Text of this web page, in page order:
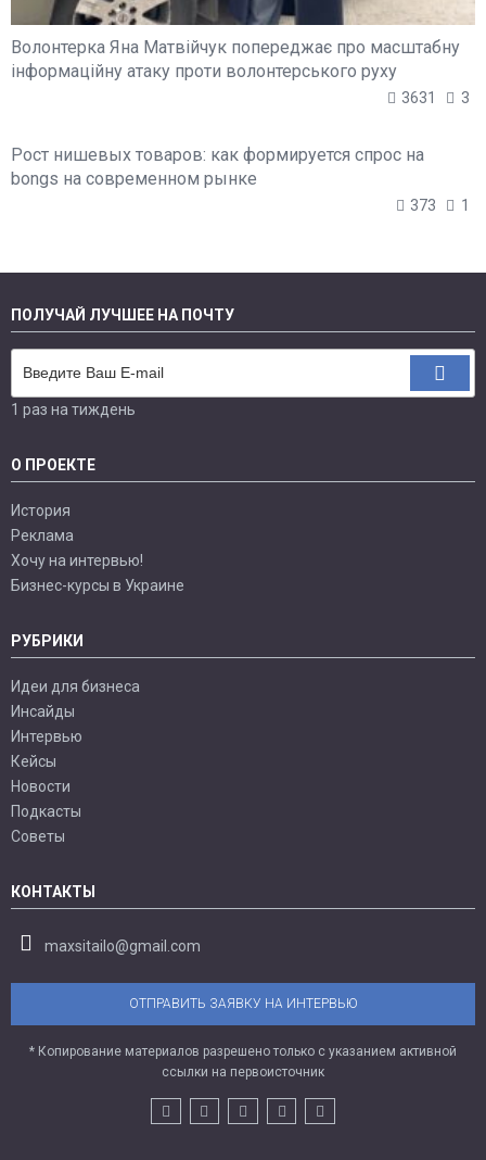
Волонтерка Яна Матвійчук попереджає про масштабну
інформаційну атаку проти волонтерського руху
3631 3
Рост нишевых товаров: как формируется спрос на
bongs на современном рынке
373 1
ПОЛУЧАЙ ЛУЧШЕЕ НА ПОЧТУ
1 раз на тиждень
О ПРОЕКТЕ
История
Реклама
Хочу на интервью!
Бизнес-курсы в Украине
РУБРИКИ
Идеи для бизнеса
Инсайды
Интервью
Кейсы
Новости
Подкасты
Советы
КОНТАКТЫ
maxsitailo@gmail.com
ОТПРАВИТЬ ЗАЯВКУ НА ИНТЕРВЬЮ
* Копирование материалов разрешено только с указанием активной
ссылки на первоисточник